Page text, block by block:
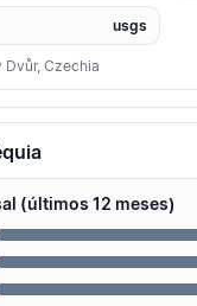
usgs
Dvůr, Czechia
(últimos 12 meses)